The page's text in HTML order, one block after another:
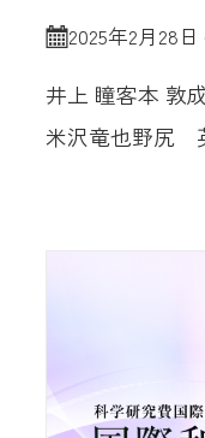
2025年2月28日
井上 瞳客本 敦
米沢竜也野尻